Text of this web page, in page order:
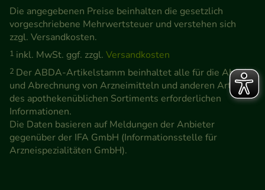
Die angegebenen Preise beinhalten die gesetzlich
vorgeschriebene Mehrwertsteuer und verstehen sich
zzgl. Versandkosten.
1 inkl. MwSt. ggf. zzgl. Versandkosten
2 Der ABDA-Artikelstamm beinhaltet alle für die Abgabe
und Abrechnung von Arzneimitteln und anderen Artikeln
des apothekenüblichen Sortiments erforderlichen
Informationen.
Die Daten basieren auf Meldungen der Anbieter
gegenüber der IFA GmbH (Informationsstelle für
Arzneispezialitäten GmbH).